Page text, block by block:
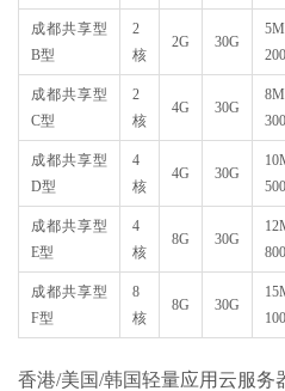
成都共享型
B型
2
核
2G 30G
5M
成都共享型
C型
2
核
4G 30G
8M
成都共享型
D型
4
核
4G 30G
成都共享型
E型
4
核
8G 30G
成都共享型
F型
8
核
8G 30G
香港/美国/韩国轻量应用云服务